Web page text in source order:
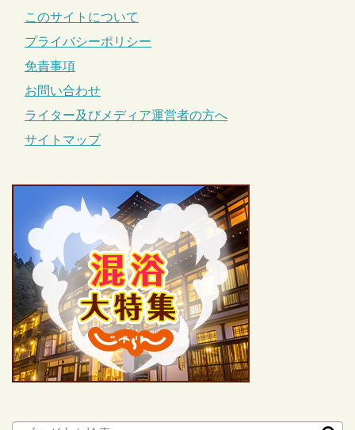
このサイトについて
プライバシーポリシー
免責事項
お問い合わせ
ライター及びメディア運営者の方へ
サイトマップ